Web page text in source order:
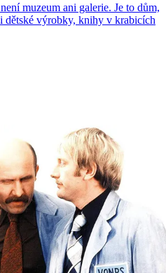
muzeum ani galerie. Je to dům,
dětské výrobky, knihy v krabicích